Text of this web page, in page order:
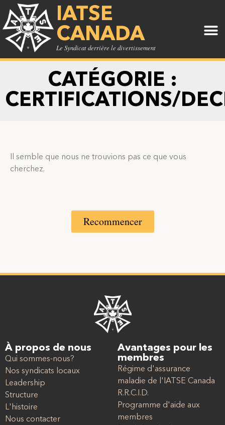
IATSE
CANADA
Le Syndicat derrière le divertissement
CATÉGORIE :
CERTIFICATIONS/
Il semble que nous ne trouvions pas ce que vous
cherchez.
Recommencer
À propos de nous
Qui sommes-nous?
Nos syndicats locaux
Leadership
Structure
L'histoire
Nous contacter
Avantages pour les
membres
Régime d'assurance
maladie de l'IATSE Canada
R.R.C.I.D.
Programme d'aide aux
membres